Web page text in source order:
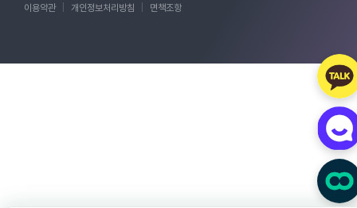
이용약관 개인정보처리방침 면책조항